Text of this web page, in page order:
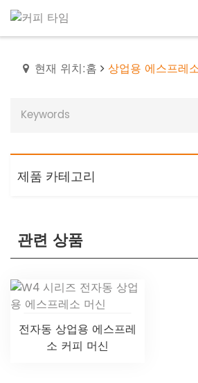
현재 위치:홈 상업용 에스프레
제품 카테고리
관련 상품
전자동 상업용 에스프레
소 커피 머신